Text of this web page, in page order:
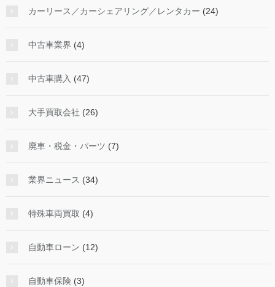
カーリース／カーシェアリング／レンタカー (24)
中古車業界 (4)
中古車購入 (47)
大手買取会社 (26)
廃車・税金・パーツ (7)
業界ニュース (34)
特殊車両買取 (4)
自動車ローン (12)
自動車保険 (3)